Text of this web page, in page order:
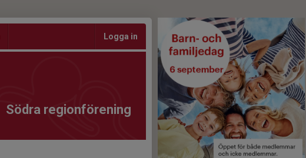
Logga in
Södra regionförening